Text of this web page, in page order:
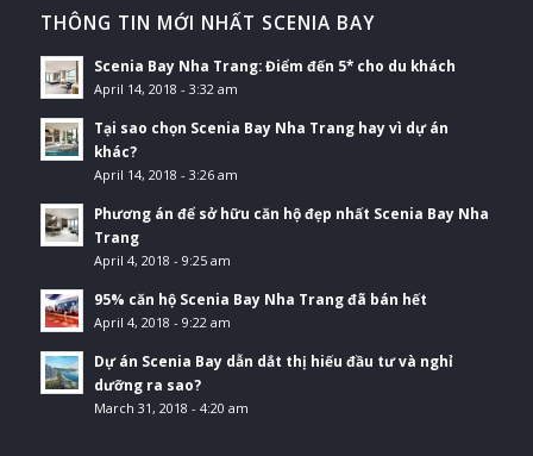
THÔNG TIN MỚI NHẤT SCENIA BAY
Scenia Bay Nha Trang: Điểm đến 5* cho du khách
April 14, 2018 - 3:32 am
Tại sao chọn Scenia Bay Nha Trang hay vì dự án
khác?
April 14, 2018 - 3:26 am
Phương án để sở hữu căn hộ đẹp nhất Scenia Bay Nha
Trang
April 4, 2018 - 9:25 am
95% căn hộ Scenia Bay Nha Trang đã bán hết
April 4, 2018 - 9:22 am
Dự án Scenia Bay dẫn dắt thị hiếu đầu tư và nghỉ
dưỡng ra sao?
March 31, 2018 - 4:20 am